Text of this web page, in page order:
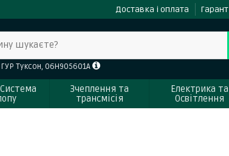
Доставка і оплата
шукаєте?
Туксон, 06H905601A
Зчеплення та
трансмісія
Електрика та
Освітлення